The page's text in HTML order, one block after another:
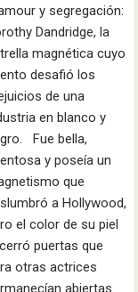
y segregación:
Dandridge, la
magnética cuyo
desafió los
de una
en blanco y
Fue bella,
y poseía un
que
a Hollywood,
el color de su piel
puertas que
otras actrices
abiertas.